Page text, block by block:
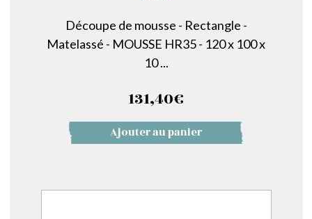
Découpe de mousse - Rectangle -
Matelassé - MOUSSE HR35 - 120 x 100 x
10 ...
131,40€
Ajouter au panier